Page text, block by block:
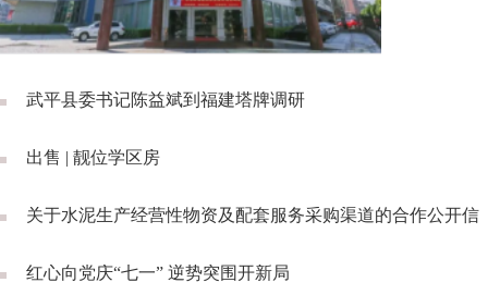
武平县委书记陈益斌到福建塔牌调研
出售 | 靓位学区房
关于水泥生产经营性物资及配套服务采购渠道的合作公开信
红心向党庆“七一” 逆势突围开新局